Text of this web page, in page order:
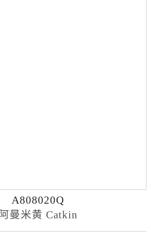
A808020Q
阿曼米黄 Catkin